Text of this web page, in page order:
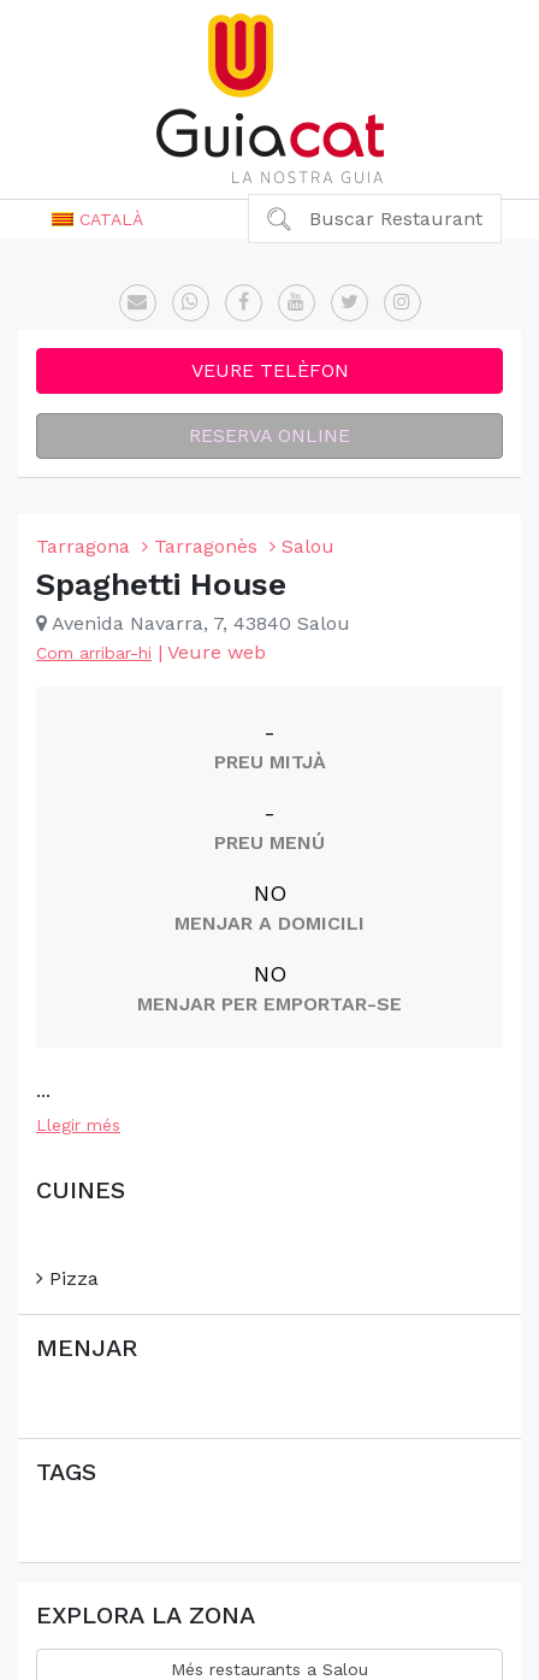
CATALÀ Buscar Restaurant
VEURE TELÈFON
RESERVA ONLINE
Tarragona Tarragonès Salou
Spaghetti House
Avenida Navarra, 7, 43840 Salou
Com arribar-hi | Veure web
-
PREU MITJÀ
-
PREU MENÚ
NO
MENJAR A DOMICILI
NO
MENJAR PER EMPORTAR-SE
...
Llegir més
CUINES
Pizza
MENJAR
TAGS
EXPLORA LA ZONA
Més restaurants a Salou